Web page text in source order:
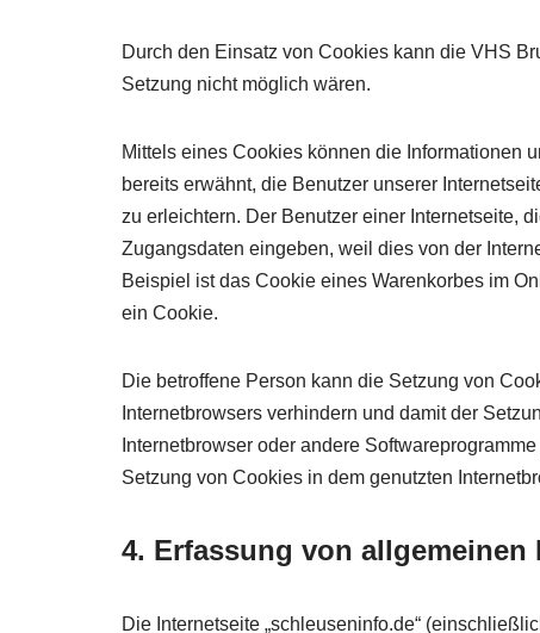
Durch den Einsatz von Cookies kann die VHS
Setzung nicht möglich wären.
Mittels eines Cookies können die Informationen
bereits erwähnt, die Benutzer unserer
zu erleichtern. Der Benutzer einer Internetseite,
Zugangsdaten eingeben, weil dies von der
Beispiel ist das Cookie eines Warenkorbes im
ein Cookie.
Die betroffene Person kann die Setzung von
Internetbrowsers verhindern und damit der
Internetbrowser oder andere
Setzung von Cookies in dem genutzten
4. Erfassung von
Die Internetseite „schleuseninfo.de“